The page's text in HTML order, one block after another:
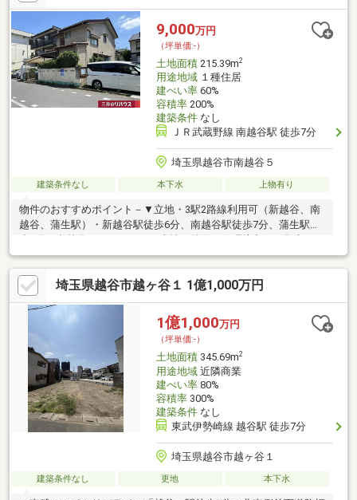
◎大袋幼稚園・西大袋保育園 800ｍ◎ジョイフーズ 190ｍ◎武
重医院 500ｍ◎北部出張所・恩間第二公園 300ｍ
9,000万円
（坪単価:-）
土地面積215.39m2
用途地域１種住居
建ぺい率60%
容積率200%
建築条件なし
ＪＲ武蔵野線 南越谷駅 徒歩7分
埼玉県越谷市南越谷５
建築条件なし 本下水 上物有り
物件のおすすめポイント－▼立地・3駅2路線利用可（新越谷、南
越谷、蒲生駅）・新越谷駅徒歩6分、南越谷駅徒歩7分、蒲生駅徒
整備【前面道路有り引き込み無し】・公営・公設管下水・区画が
整理された立地・急行停車駅 徒歩6分・接道約9.3ｍ 幅員8ｍ・
北側道路▼周辺環境・商業施設豊富【ヴァリエ・イオン・サンシ
ティ徒歩3分等】・周辺公園等緑ゆたか【南越谷第一公園】■ ご希
望の住まい探しをお手伝いします ━━━━━・・・物件の詳細・
ご相談はお気軽にお問い合わせください
埼玉県越谷市越ヶ谷１ 1億1,000万円
1億1,000万円
（坪単価:-）
土地面積345.69m2
用途地域近隣商業
建ぺい率80%
容積率300%
建築条件なし
東武伊勢崎線 越谷駅 徒歩7分
埼玉県越谷市越ヶ谷１
建築条件なし 更地 本下水